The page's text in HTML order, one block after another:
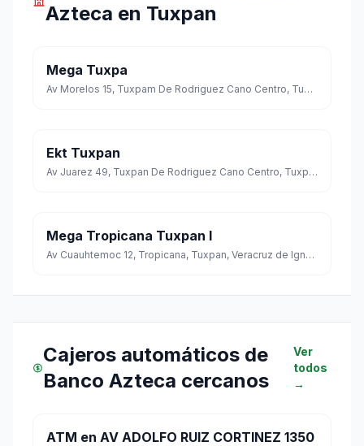
Azteca en Tuxpan
Mega Tuxpa
Av Morelos 15, Tuxpam De Rodriguez Cano Centro, Tuxpan, Veracruz de Ignacio de la Llave
Ekt Tuxpan
Av Juarez 49, Tuxpan De Rodriguez Cano Centro, Tuxpan, Veracruz de Ignacio de la Llave
Mega Tropicana Tuxpan I
Av Cuauhtemoc 12, Tropicana, Tuxpan, Veracruz de Ignacio de la Llave
Cajeros automáticos de
Banco Azteca cercanos
Ver
todos
→
ATM en AV ADOLFO RUIZ CORTINEZ 1350